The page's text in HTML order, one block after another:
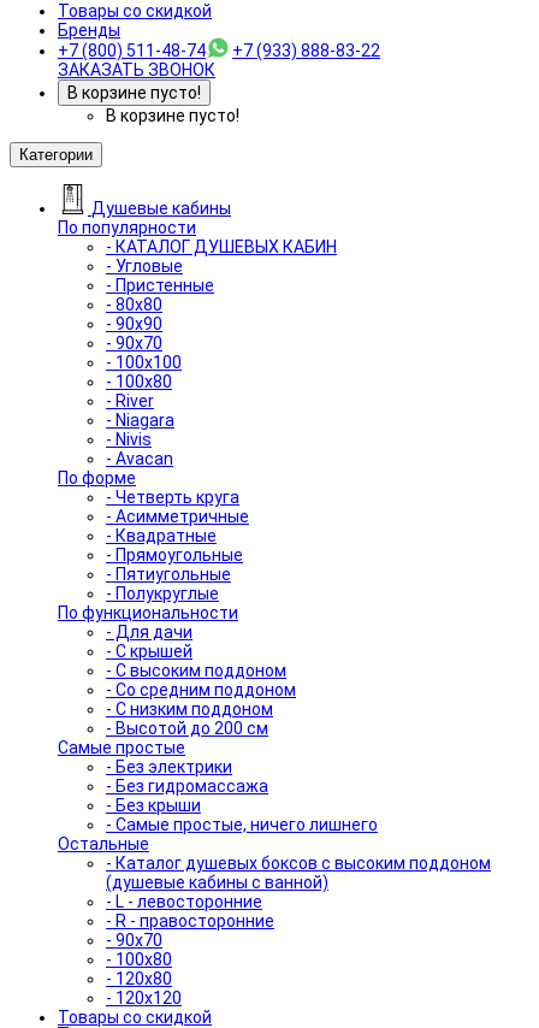
Товары со скидкой
Бренды
+7 (800) 511-48-74
+7 (933) 888-83-22
ЗАКАЗАТЬ ЗВОНОК
В корзине пусто!
В корзине пусто!
Категории
Душевые кабины
По популярности
- КАТАЛОГ ДУШЕВЫХ КАБИН
- Угловые
- Пристенные
- 80x80
- 90x90
- 90x70
- 100x100
- 100x80
- River
- Niagara
- Nivis
- Avacan
По форме
- Четверть круга
- Асимметричные
- Квадратные
- Прямоугольные
- Пятиугольные
- Полукруглые
По функциональности
- Для дачи
- С крышей
- С высоким поддоном
- Со средним поддоном
- С низким поддоном
- Высотой до 200 см
Самые простые
- Без электрики
- Без гидромассажа
- Без крыши
- Самые простые, ничего лишнего
Остальные
- Каталог душевых боксов с высоким поддоном
(душевые кабины с ванной)
- L - левосторонние
- R - правосторонние
- 90x70
- 100x80
- 120x80
- 120x120
Товары со скидкой